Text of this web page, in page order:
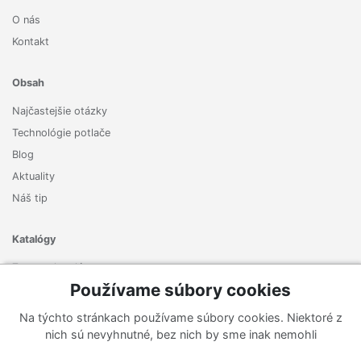
O nás
Kontakt
Obsah
Najčastejšie otázky
Technológie potlače
Blog
Aktuality
Náš tip
Katalógy
Zoznam katalógov
Zaregistrujte sa k odberu nášho newslettera a nenechajte si
Používame súbory cookies
Na týchto stránkach používame súbory cookies. Niektoré z
nich sú nevyhnutné, bez nich by sme inak nemohli